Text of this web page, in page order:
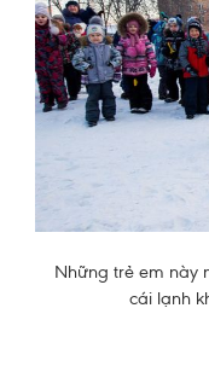
Những trẻ em này
cái lạnh